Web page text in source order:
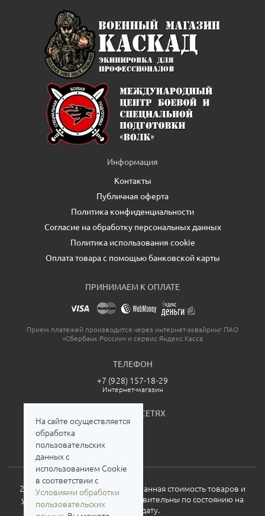
Информация
Контакты
Публичная оферта
Политика конфиденциальности
Согласие на обработку персональных данных
Политика использования cookie
Оплата товара с помощью банковской карты
ПРИНИМАЕМ К ОПЛАТЕ
Прием платежей производится через интернет-эквайринг ПАО
«Сбербанк России» и сервис Яндекс.Касса
ТЕЛЕФОН
+7 (928) 157-18-29
Интернет-магазин
МЫ В СОЦСЕТЯХ
2026. Все права защищены. Указанная стоимость товаров и
условия их приобретения действительны по состоянию на
текущую дату.
На сайте осуществляется
обработка
пользовательских
данных с
использованием Cookie
в соответствии с
Условиями обработки
пользовательских